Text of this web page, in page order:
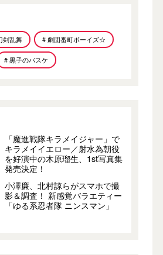
剣乱舞 # 劇団番町ボーイズ☆
# 黒子のバスケ
「魔進戦隊キラメイジャー」で
キラメイイエロー／射水為朝役
を好演中の木原瑠生、1st写真集
発売決定！
小澤廉、北村諒らがスマホで撮
影＆調査！ 新感覚バラエティー
「ゆる系忍者隊 ニンスマン」